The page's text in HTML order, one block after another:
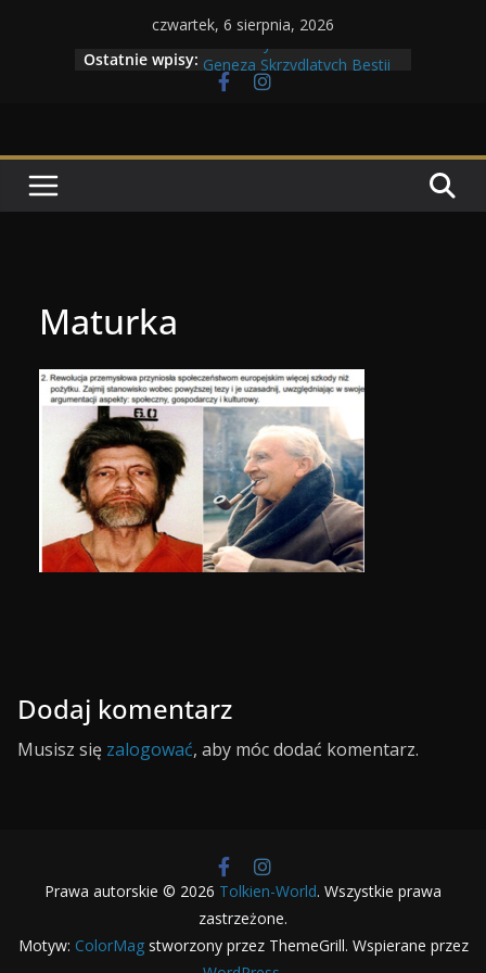
czwartek, 6 sierpnia, 2026
Ostatnie wpisy:
Maratony filmowe 2026
Geneza Skrzydlatych Bestii
Wojna krasnoludów z elfami
Maturka
Dodaj komentarz
Musisz się zalogować, aby móc dodać komentarz.
Prawa autorskie © 2026 Tolkien-World. Wszystkie prawa
zastrzeżone.
Motyw: ColorMagstworzony przez ThemeGrill. Wspierane przez